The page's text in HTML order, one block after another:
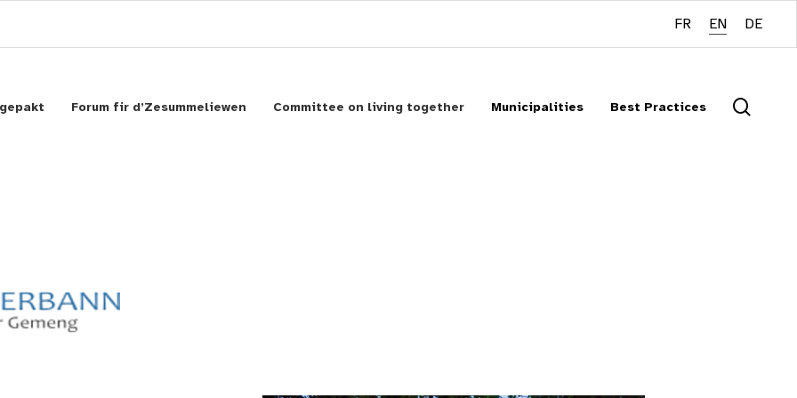
FR EN DE
Forum fir d’Zesummeliewen Committee on living together Municipalities Best Practices